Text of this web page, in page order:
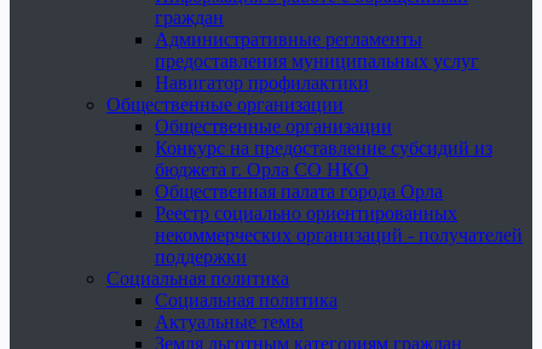
граждан
Административные регламенты
предоставления муниципальных услуг
Навигатор профилактики
Общественные организации
Общественные организации
Конкурс на предоставление субсидий из
бюджета г. Орла СО НКО
Общественная палата города Орла
Реестр социально ориентированных
некоммерческих организаций - получателей
поддержки
Социальная политика
Социальная политика
Актуальные темы
Земля льготным категориям граждан